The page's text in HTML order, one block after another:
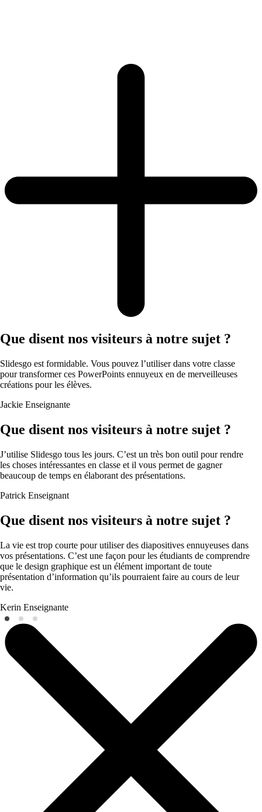
Que disent nos visiteurs à notre sujet ?
Slidesgo est formidable. Vous pouvez l’utiliser dans votre classe
pour transformer ces PowerPoints ennuyeux en de merveilleuses
créations pour les élèves.
Jackie Enseignante
Que disent nos visiteurs à notre sujet ?
J’utilise Slidesgo tous les jours. C’est un très bon outil pour rendre
les choses intéressantes en classe et il vous permet de gagner
beaucoup de temps en élaborant des présentations.
Patrick Enseignant
Que disent nos visiteurs à notre sujet ?
La vie est trop courte pour utiliser des diapositives ennuyeuses dans
vos présentations. C’est une façon pour les étudiants de comprendre
que le design graphique est un élément important de toute
présentation d’information qu’ils pourraient faire au cours de leur
vie.
Kerin Enseignante